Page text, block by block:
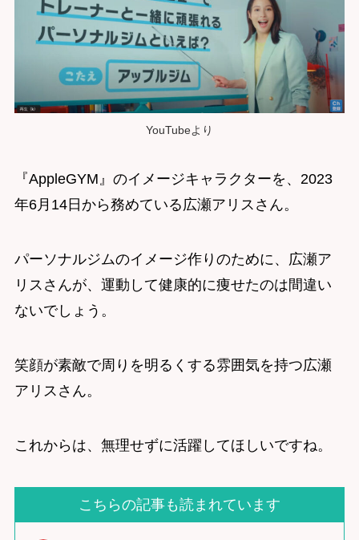
YouTubeより
『AppleGYM』のイメージキャラクターを、2023
年6月14日から務めている広瀬アリスさん。
パーソナルジムのイメージ作りのために、広瀬ア
リスさんが、運動して健康的に痩せたのは間違い
ないでしょう。
笑顔が素敵で周りを明るくする雰囲気を持つ広瀬
アリスさん。
これからは、無理せずに活躍してほしいですね。
こちらの記事も読まれています